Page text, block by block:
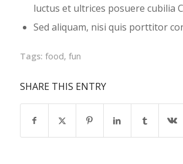
luctus et ultrices posuere cubilia
Sed aliquam, nisi quis porttitor
Tags: food, fun
SHARE THIS ENTRY